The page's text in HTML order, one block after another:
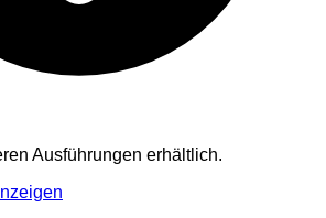
Ausführungen erhältlich.